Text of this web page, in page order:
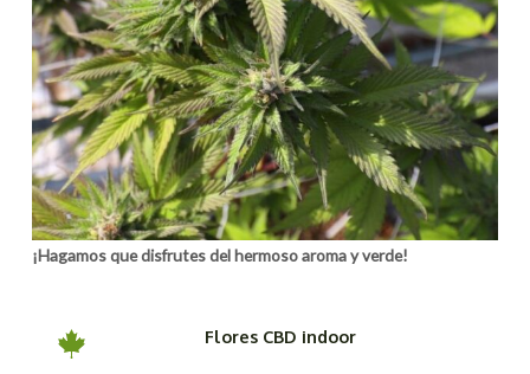
¡Hagamos que disfrutes del hermoso aroma y verde!
Flores CBD indoor